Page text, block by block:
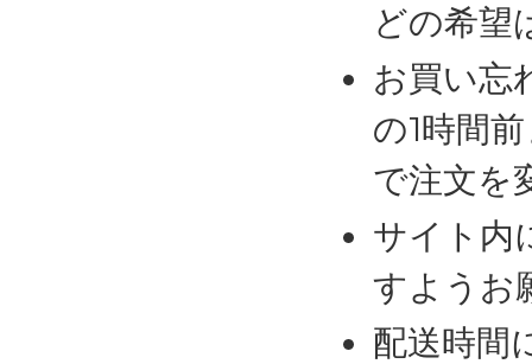
どの希望
お買い忘
の1時間
で注文を
サイト内
すようお
配送時間